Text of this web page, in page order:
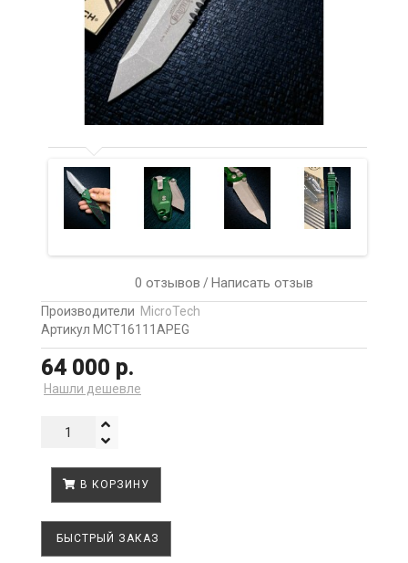
0 отзывов /Написать отзыв
Производители MicroTech
Артикул MCT16111APEG
64 000 р.
Нашли дешевле
В КОРЗИНУ
БЫСТРЫЙ ЗАКАЗ